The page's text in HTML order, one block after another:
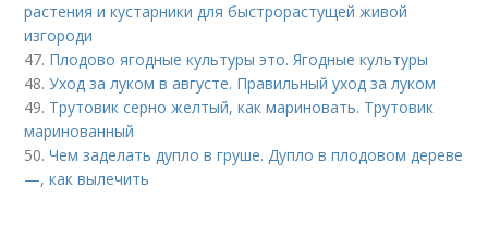
растения и кустарники для быстрорастущей живой
изгороди
47. Плодово ягодные культуры это. Ягодные культуры
48.Уход за луком в августе. Правильный уход за луком
49. Трутовик серно желтый, как мариновать. Трутовик
маринованный
50.Чем заделать дупло в груше. Дупло в плодовом дереве
—, как вылечить